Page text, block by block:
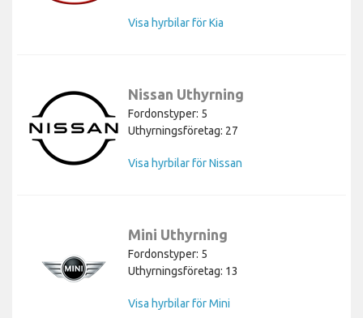
Visa hyrbilar för Kia
Nissan Uthyrning
Fordonstyper: 5
Uthyrningsföretag: 27
Visa hyrbilar för Nissan
Mini Uthyrning
Fordonstyper: 5
Uthyrningsföretag: 13
Visa hyrbilar för Mini